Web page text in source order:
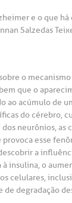
sempre a
você, cliente da
ou fazer
das 7h às 18h
BP
e o que há
Salzedas
o
que o
ao acúmulo de
do cérebro,
neurônios, as
provoca esse
a
insulina, o
celulares,
de degradação